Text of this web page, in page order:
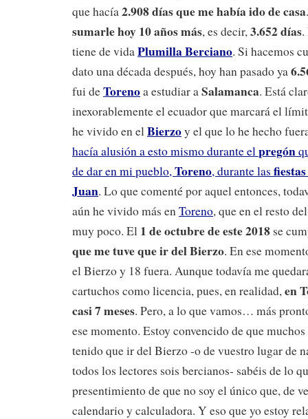
que hacía 2.908 días que me había ido de casa
sumarle hoy 10 años más, es decir, 3.652 días.
tiene de vida Plumilla Berciano. Si hacemos
dato una década después, hoy han pasado ya
fui deTorenoa estudiar a Salamanca. Está
inexorablemente el ecuador que marcará el
he vivido en el Bierzoy el que lo he hecho
hacía alusión a esto mismo durante el pregón
de dar en mi pueblo, Toreno, durante las
Juan. Lo que comenté por aquel entonces,
aún he vivido más en Toreno, que en el resto
muy poco. El 1 de octubre de este 2018 se
que me tuve que ir del Bierzo. En ese
el Bierzo y 18 fuera. Aunque todavía me
cartuchos como licencia, pues, en realidad, en
casi 7 meses. Pero, a lo que vamos… más
ese momento. Estoy convencido de que
tenido que ir del Bierzo -o de vuestro lugar de
todos los lectores sois bercianos- sabéis de lo
presentimiento de que no soy el único que, de
calendario y calculadora. Y eso que yo estoy